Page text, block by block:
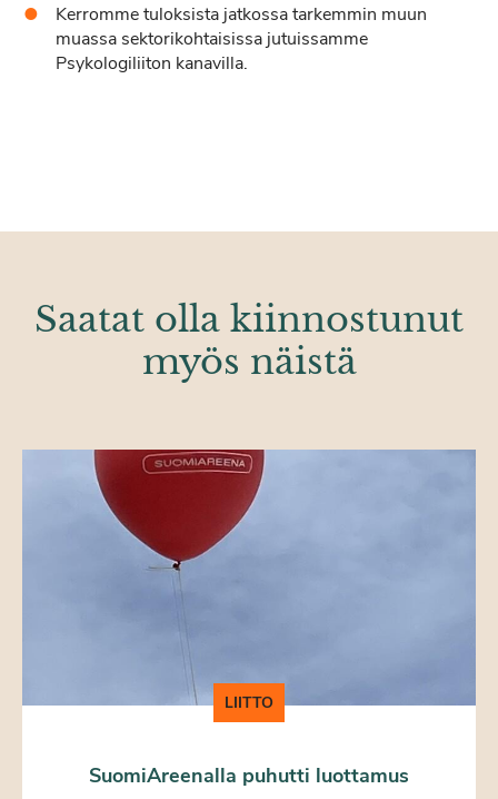
Kerromme tuloksista jatkossa tarkemmin muun
muassa sektorikohtaisissa jutuissamme
Psykologiliiton kanavilla.
Saatat olla kiinnostunut
myös näistä
LIITTO
SuomiAreenalla puhutti luottamus